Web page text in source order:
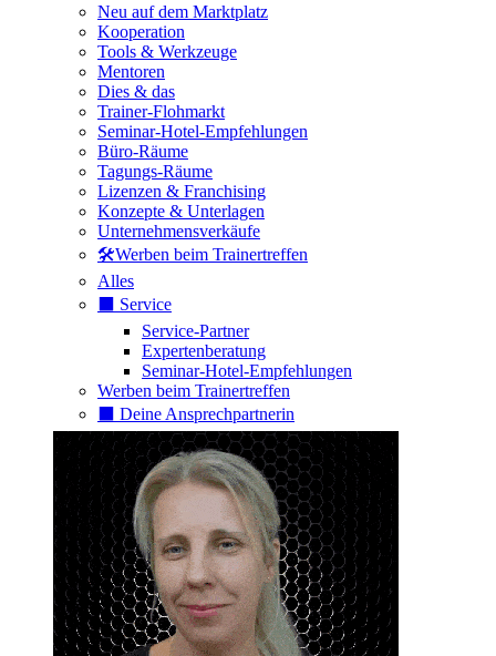
Neu auf dem Marktplatz
Kooperation
Tools & Werkzeuge
Mentoren
Dies & das
Trainer-Flohmarkt
Seminar-Hotel-Empfehlungen
Büro-Räume
Tagungs-Räume
Lizenzen & Franchising
Konzepte & Unterlagen
Unternehmensverkäufe
🛠️Werben beim Trainertreffen
Alles
⬛️ Service
Service-Partner
Expertenberatung
Seminar-Hotel-Empfehlungen
Werben beim Trainertreffen
⬛️ Deine Ansprechpartnerin